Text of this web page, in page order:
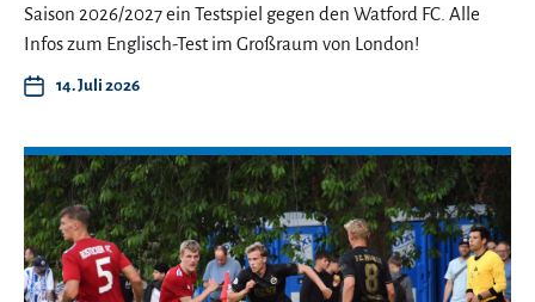
Saison 2026/2027 ein Testspiel gegen den Watford FC. Alle
Infos zum Englisch-Test im Großraum von London!
14. Juli 2026